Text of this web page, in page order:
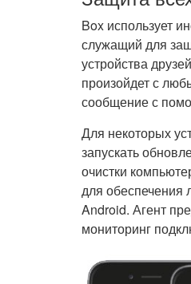
Box использует
служащий для
устройства
произойдет с
сообщение с
Для некоторых
запускать
очистки
для обеспечения
Android. Агент
мониторинг